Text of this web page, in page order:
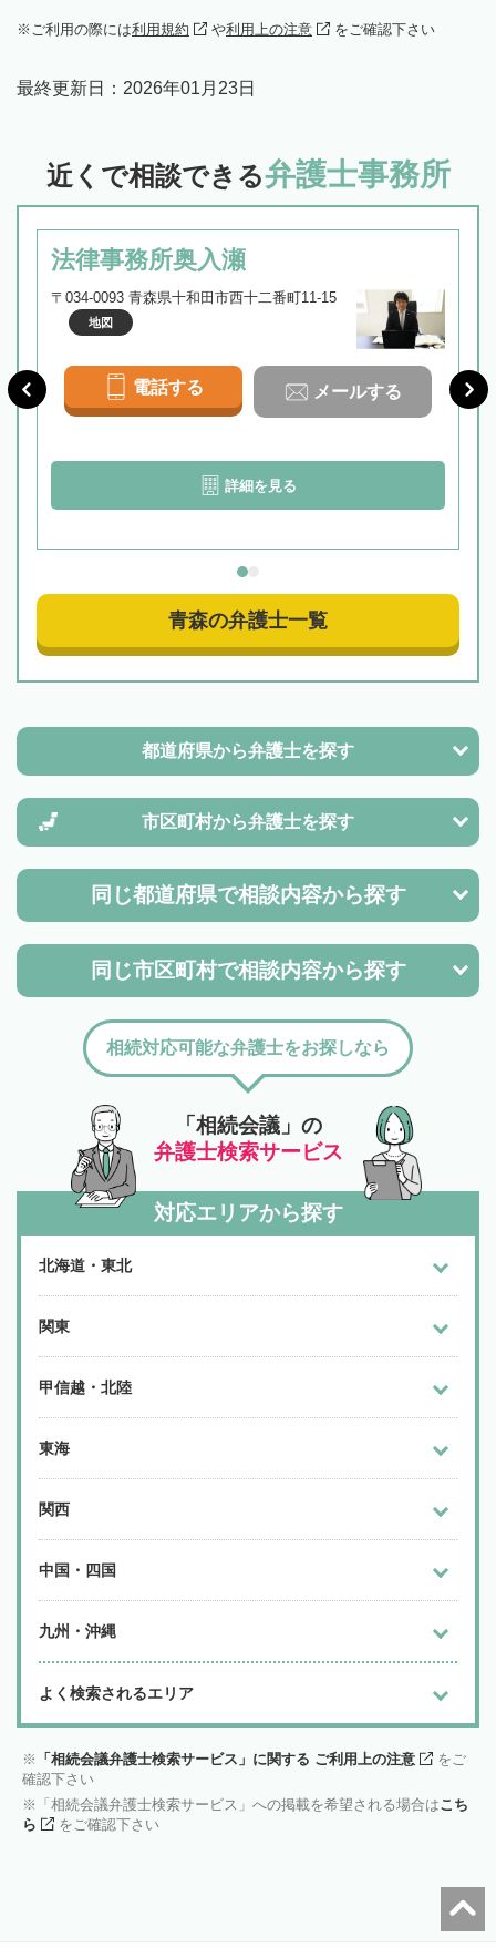
ご利用の際には利用規約 や利用上の注意 をご確認下さい
最終更新日： 2026年01月23日
近くで相談できる弁護士事務所
法律事務所奥入瀬
〒034-0093 青森県十和田市西十二番町11-15
地図
電話する メールする
詳細を見る
青森の弁護士一覧
都道府県から弁護士を探す
市区町村から弁護士を探す
同じ都道府県で相談内容から探す
同じ市区町村で相談内容から探す
「相続会議」の
弁護士検索サービス
相続対応可能な弁護士をお探しなら
対応エリアから探す
北海道・東北
関東
甲信越・北陸
東海
関西
中国・四国
九州・沖縄
よく検索されるエリア
「相続会議弁護士検索サービス」に関する ご利用上の注意
をご
確認下さい
「相続会議弁護士検索サービス」への掲載を希望される場合はこち
ら
をご確認下さい